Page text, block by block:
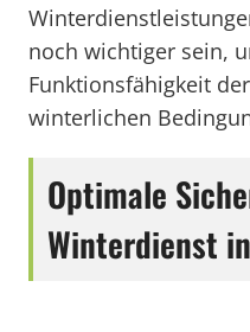
noch wichtiger sein,
Funktionsfähigkeit
winterlichen
Optimale
Winterdienst